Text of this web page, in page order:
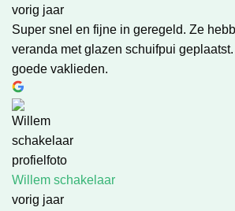
vorig jaar
Super snel en fijne in geregeld. Ze
veranda met glazen schuifpui
goede vaklieden.
Willem schakelaar
vorig jaar